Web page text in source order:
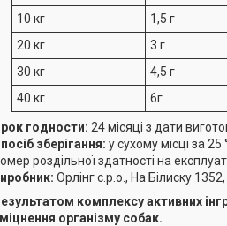
10 кг
1,5 г
20 кг
3 г
30 кг
4,5 г
40 кг
6г
годности: 24 місяці з дати
зберігання: у сухому місці за 25
роздільної здатності на
Орлінг с.р.о., На Білиску
комплексу активних
організму собак.